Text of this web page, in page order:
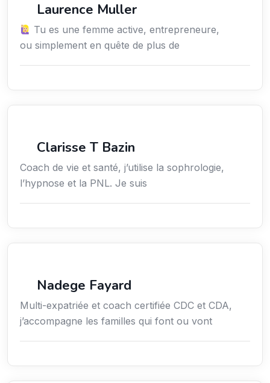
Laurence Muller
Tu es une femme active, entrepreneure,
ou simplement en quête de plus de
Clarisse T Bazin
Coach de vie et santé, j’utilise la sophrologie,
l’hypnose et la PNL. Je suis
Nadege Fayard
Multi-expatriée et coach certifiée CDC et CDA,
j’accompagne les familles qui font ou vont